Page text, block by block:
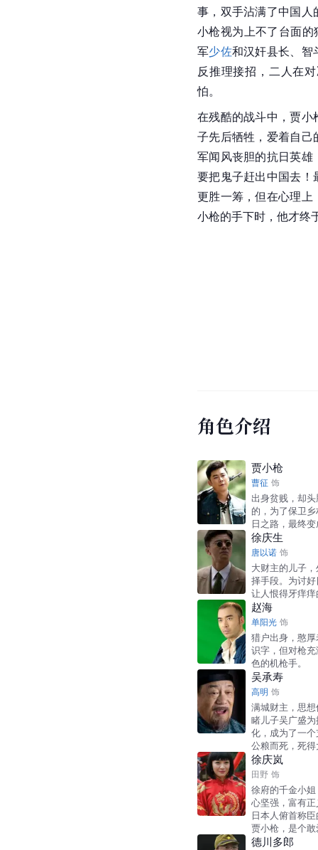
事，双手沾满了中国人
小枪视为上不了台面的
军少佐和汉奸县长、智
反推理接招，二人在
怕。
在残酷的战斗中，贾小
子先后牺牲，爱着自己
军闻风丧胆的抗日英雄
要把鬼子赶出中国去！
更胜一筹，但在心理上
小枪的手下时，他才终
角色介绍
贾小枪
曹征 饰
出身贫贱，却
的，为了保卫
日之路，最终
徐庆生
唐以诺 饰
大财主的儿子
择手段。为讨
让人恨得牙痒
赵海
单阳光 饰
猎户出身，憨
识字，但对枪
色的机枪手。
吴承寿
高明 饰
满城财主，思
睹儿子吴广盛
化，成为了一
公粮而死，死
徐庆岚
田野 饰
徐府的千金小
心坚强，富有
日本人俯首称
贾小枪，是个
德川多郎